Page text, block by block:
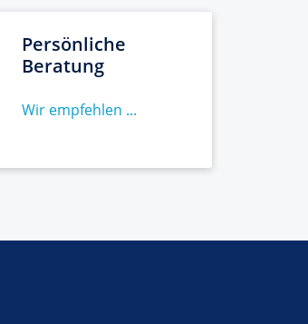
Persönliche
Beratung
Wir empfehlen ...